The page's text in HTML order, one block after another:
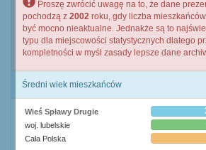
Proszę zwrócić uwagę na to, że dane
pochodzą z 2002 roku, gdy liczba
być mocno nieaktualne. Jednakże są to
typu dla miejscowości statystycznych dlatego
kompletności w myśl zasady lepsze dane
Średni wiek mieszkańców
Wieś Spławy Drugie
woj. lubelskie
Cała Polska